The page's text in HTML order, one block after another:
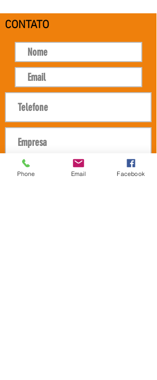
CONTATO
Phone Email Facebook